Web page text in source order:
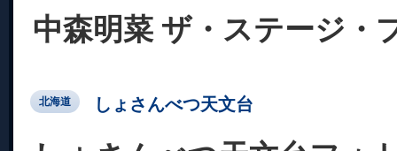
中森明菜 ザ・ステージ・
北海道 しょさんべつ天文台